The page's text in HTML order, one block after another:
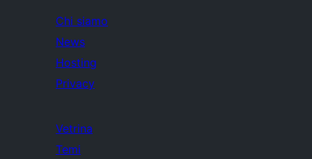
Chi siamo
News
Hosting
Privacy
Vetrina
Temi